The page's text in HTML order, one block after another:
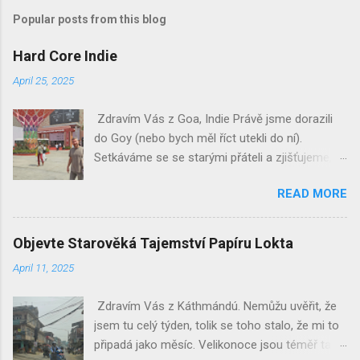
Popular posts from this blog
Hard Core Indie
April 25, 2025
Zdravím Vás z Goa, Indie Právě jsme dorazili
do Goy (nebo bych měl říct utekli do ní).
Setkáváme se se starými přáteli a zjišťujeme,
je téměř hotová! Minulý týden jsem vám
vyprávěl o našich posledních dnech v
Káthmándú a o tom, jak jsme byli pozváni na
svatbu... a ocitli jsme se v roce 2082 (opravdu!).
Jarním veletrhu, obrovském veletrhu, kde
vystavují indičtí exportéři. Obvykle bylo plno, ale
tentokrát bylo strašně prázdno... a velmi, velmi
READ MORE
Objevte Starověká Tajemství Papíru Lokta
April 11, 2025
Zdravím Vás z Káthmándú. Nemůžu uvěřit, že
jsem tu celý týden, tolik se toho stalo, že mi to
připadá jako měsíc. Velikonoce jsou téměř tady,